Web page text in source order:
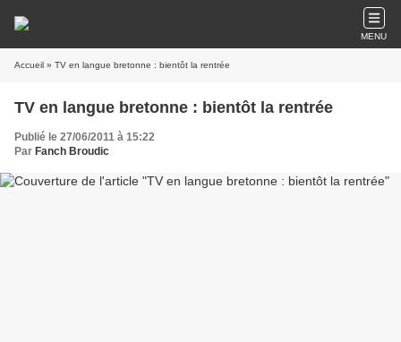
MENU
Accueil » TV en langue bretonne : bientôt la rentrée
TV en langue bretonne : bientôt la rentrée
Publié le 27/06/2011 à 15:22
Par Fanch Broudic